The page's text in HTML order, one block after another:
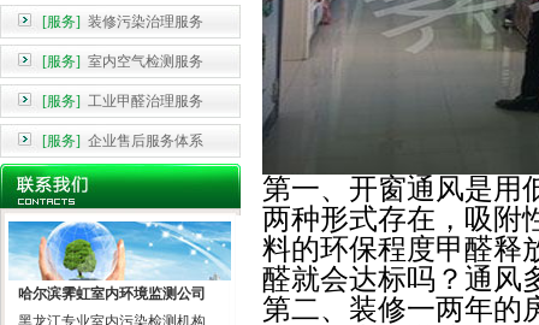
[服务] 装修污染治理服务
[服务] 室内空气检测服务
[服务] 工业甲醛治理服务
[服务] 企业售后服务体系
哈尔滨霁虹室内环境监测公司
黑龙江专业室内污染检测机构
第一、 开窗通风是用
两种形式存在，吸附
料的环保程度甲醛释
醛就会达标吗？通风
第二、 装修一两年的